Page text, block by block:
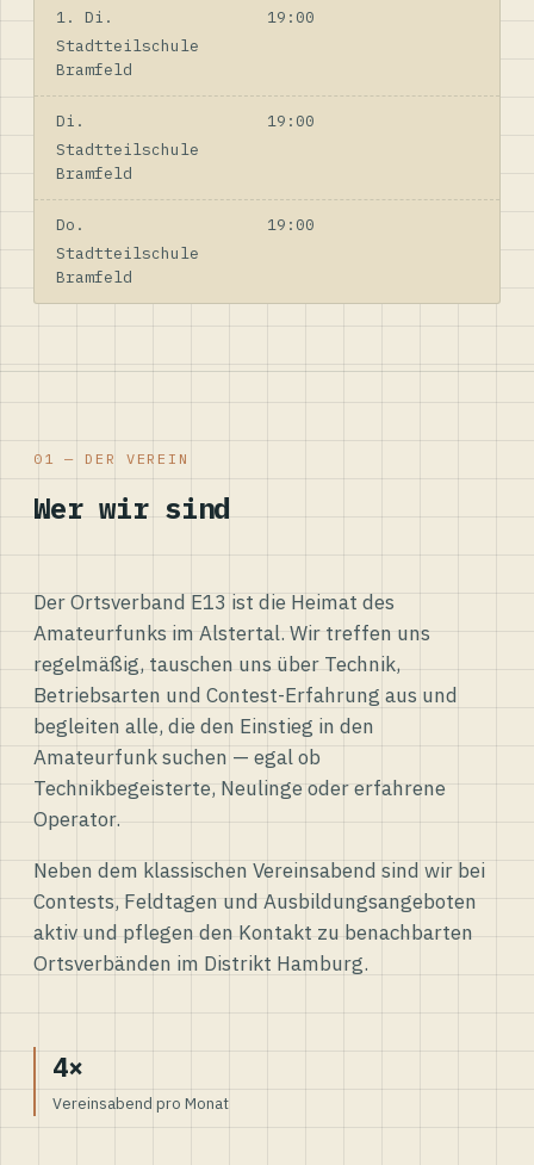
1. Di.
19:00
Stadtteilschule
Bramfeld
Di.
19:00
Stadtteilschule
Bramfeld
Do.
19:00
Stadtteilschule
Bramfeld
01 — DER VEREIN
Wer wir sind
Der Ortsverband E13 ist die Heimat des
Amateurfunks im Alstertal. Wir treffen uns
regelmäßig, tauschen uns über Technik,
Betriebsarten und Contest-Erfahrung aus und
begleiten alle, die den Einstieg in den
Amateurfunk suchen — egal ob
Technikbegeisterte, Neulinge oder erfahrene
Operator.
Neben dem klassischen Vereinsabend sind wir bei
Contests, Feldtagen und Ausbildungsangeboten
aktiv und pflegen den Kontakt zu benachbarten
Ortsverbänden im Distrikt Hamburg.
4×
Vereinsabend pro Monat